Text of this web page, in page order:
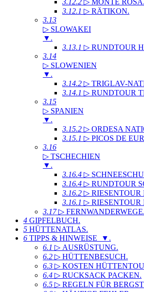
3.12.1 ▷ RÄTIKON.
3.13
▷ SLOWAKEI
▼ .
3.13.1 ▷ RUNDTOUR
3.14
▷ SLOWENIEN
▼ .
3.14.2 ▷ TRIGLAV-
3.14.1 ▷ RUNDTOUR
3.15
▷ SPANIEN
▼ .
3.15.2 ▷ ORDESA
3.15.1 ▷ PICOS DE
3.16
▷ TSCHECHIEN
▼ .
3.16.4 ▷
3.16.4 ▷ RUNDTOUR
3.16.2 ▷ RIESENTOUR
3.16.1 ▷ RIESENTOUR
3.17▷ FERNWANDERWEGE.
4 GIPFELBUCH.
5 HÜTTENATLAS.
6 TIPPS & HINWEISE ▼ .
6.1 ▷ AUSRÜSTUNG.
6.2 ▷ HÜTTENBESUCH.
6.3 ▷ KOSTEN
6.4 ▷ RUCKSACK PACKEN.
6.5 ▷ REGELN FÜR